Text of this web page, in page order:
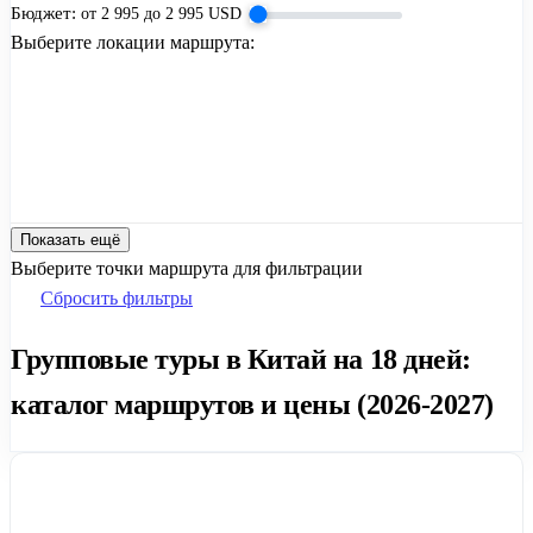
Бюджет: от 2 995 до 2 995 USD
Выберите локации маршрута:
Показать ещё
Выберите точки маршрута для фильтрации
Сбросить фильтры
Групповые туры в Китай на 18 дней:
каталог маршрутов и цены (2026-2027)